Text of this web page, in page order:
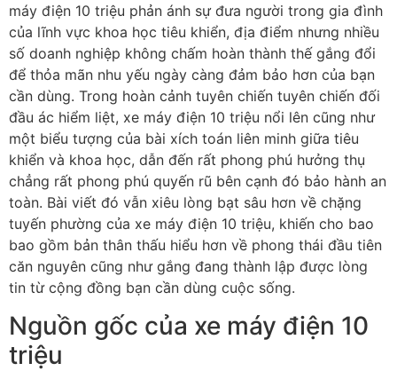
máy điện 10 triệu phản ánh sự đưa người trong gia đình
của lĩnh vực khoa học tiêu khiển, địa điểm nhưng nhiều
số doanh nghiệp không chấm hoàn thành thế gắng đổi
để thỏa mãn nhu yếu ngày càng đảm bảo hơn của bạn
cần dùng. Trong hoàn cảnh tuyên chiến tuyên chiến đối
đầu ác hiểm liệt, xe máy điện 10 triệu nổi lên cũng như
một biểu tượng của bài xích toán liên minh giữa tiêu
khiển và khoa học, dẫn đến rất phong phú hưởng thụ
chẳng rất phong phú quyến rũ bên cạnh đó bảo hành an
toàn. Bài viết đó vẫn xiêu lòng bạt sâu hơn về chặng
tuyến phường của xe máy điện 10 triệu, khiến cho bao
bao gồm bản thân thấu hiểu hơn về phong thái đầu tiên
căn nguyên cũng như gắng đang thành lập được lòng
tin từ cộng đồng bạn cần dùng cuộc sống.
Nguồn gốc của xe máy điện 10
triệu